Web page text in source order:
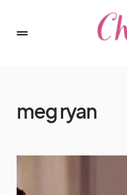
meg ryan